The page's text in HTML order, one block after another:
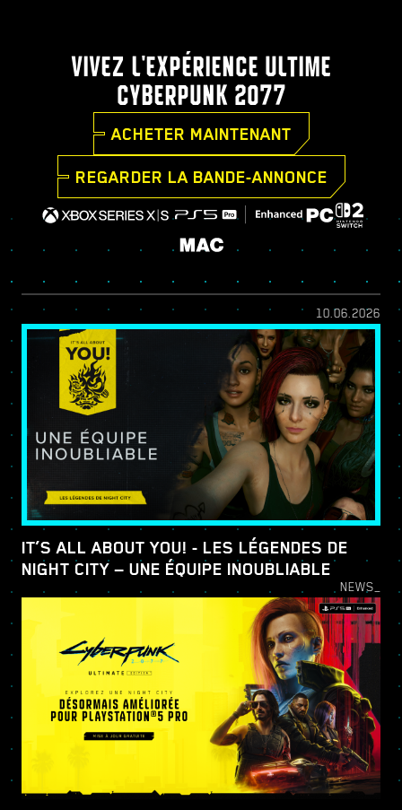
VIVEZ L'EXPÉRIENCE ULTIME
CYBERPUNK 2077
ACHETER MAINTENANT
REGARDER LA BANDE-ANNONCE
10.06.2026
IT’S ALL ABOUT YOU! - LES LÉGENDES DE
NIGHT CITY — UNE ÉQUIPE INOUBLIABLE
NEWS_